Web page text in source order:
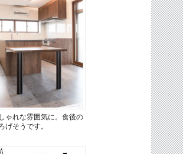
ゃれな雰囲気に。食後の
げそうです。